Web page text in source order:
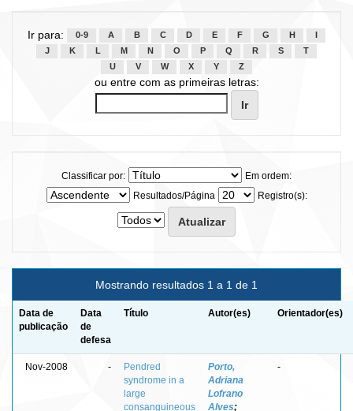
Ir para: 0-9 A B C D E F G H
J
K L M N O P Q R S
T
U
V W X Y Z
ou entre com as primeiras letras:
Classificar por:
Em ordem:
Resultados/Página
Registro(s):
Mostrando resultados 1 a 1 de 1
Data de
publicação
Data
de
defesa
Título Autor(es) Orientador(es)
Nov-2008 -
Pendred
syndrome in a
large
consanguineous
Porto,
Adriana
Lofrano
Alves;
-